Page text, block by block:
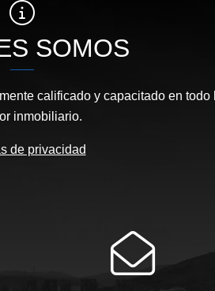
SOMOS
calificado y capacitado en
inmobiliario.
de privacidad